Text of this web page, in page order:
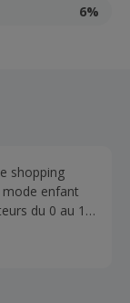
6%
shopping
mode enfant
du 0 au 16
Beau, Karl